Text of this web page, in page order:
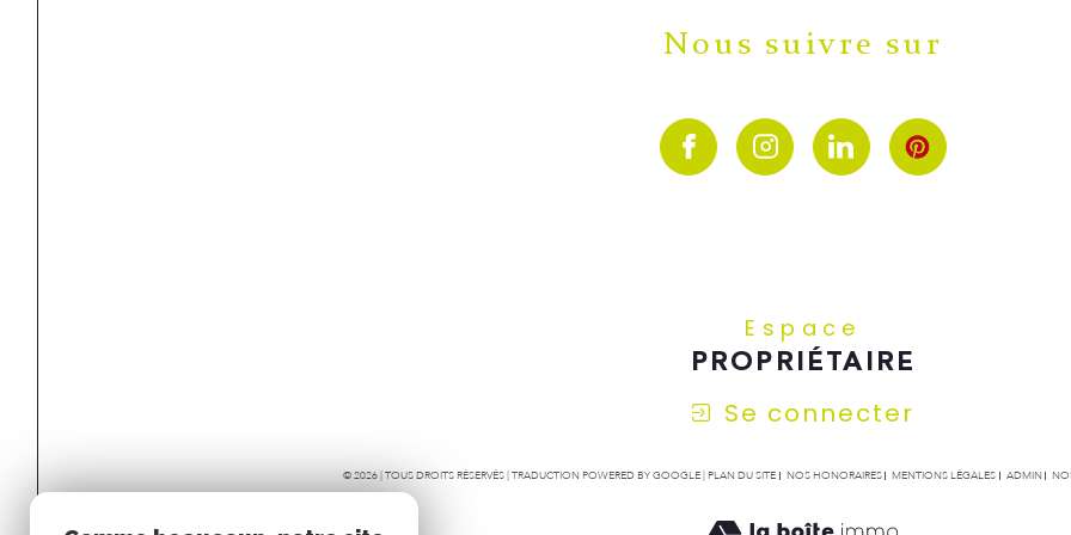
Nous suivre sur
Espace
PROPRIÉTAIRE
Se connecter
© 2026 | TOUS DROITS RÉSERVÉS | TRADUCTION POWERED BY GOOGLE | PLAN DU SITE NOS HONORAIRES MENTIONS LÉGALES ADMIN